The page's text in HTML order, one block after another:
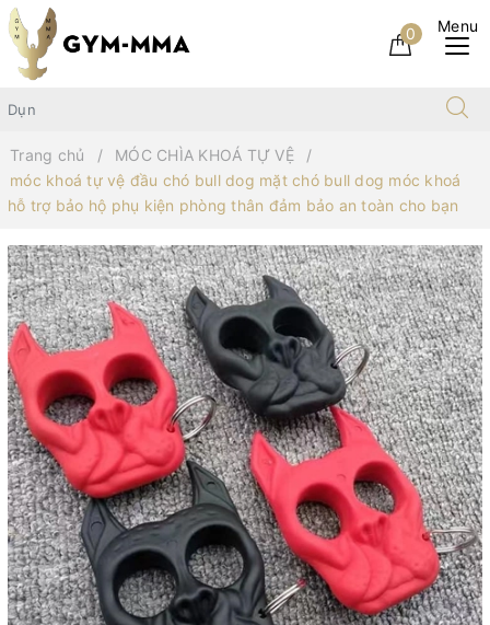
0
Trang chủ
MÓC CHÌA KHOÁ TỰ VỆ
móc khoá tự vệ đầu chó bull dog mặt chó bull dog móc khoá
hỗ trợ bảo hộ phụ kiện phòng thân đảm bảo an toàn cho bạn